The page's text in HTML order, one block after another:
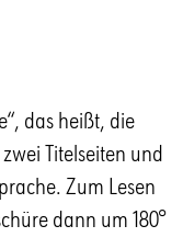
das heißt, die
Titelseiten und
Zum Lesen
dann um 180°